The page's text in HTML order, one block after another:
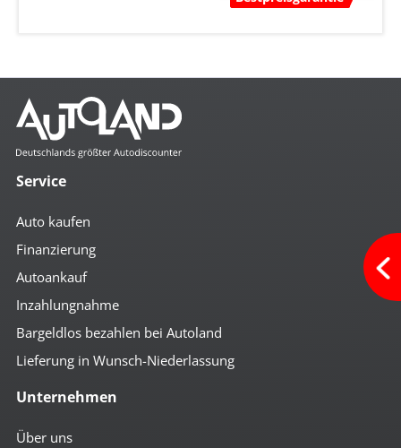
Service
Auto kaufen
Finanzierung
Autoankauf
Inzahlungnahme
Bargeldlos bezahlen bei Autoland
Lieferung in Wunsch-Niederlassung
Unternehmen
Über uns